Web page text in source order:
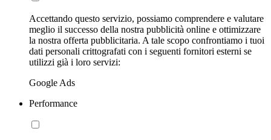
Accettando questo servizio, possiamo comprendere e valutare
meglio il successo della nostra pubblicità online e ottimizzare
la nostra offerta pubblicitaria. A tale scopo confrontiamo i tuoi
dati personali crittografati con i seguenti fornitori esterni se
utilizzi già i loro servizi:
Google Ads
Performance